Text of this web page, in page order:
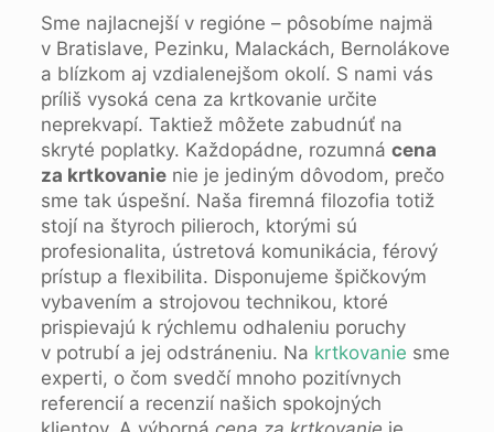
Sme najlacnejší v regióne – pôsobíme najmä
v Bratislave, Pezinku, Malackách, Bernolákove
a blízkom aj vzdialenejšom okolí. S nami vás
príliš vysoká cena za krtkovanie určite
neprekvapí. Taktiež môžete zabudnúť na
skryté poplatky. Každopádne, rozumná cena
za krtkovanienie je jediným dôvodom, prečo
sme tak úspešní. Naša firemná filozofia totiž
stojí na štyroch pilieroch, ktorými sú
profesionalita, ústretová komunikácia, férový
prístup a flexibilita. Disponujeme špičkovým
vybavením a strojovou technikou, ktoré
prispievajú k rýchlemu odhaleniu poruchy
v potrubí a jej odstráneniu. Na krtkovanie sme
experti, o čom svedčí mnoho pozitívnych
referencií a recenzií našich spokojných